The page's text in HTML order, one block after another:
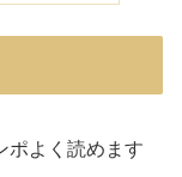
ポよく読めます